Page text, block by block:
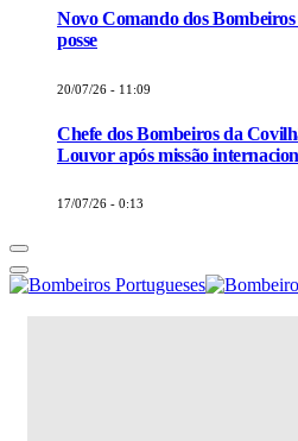
Novo Comando dos
posse
20/07/26 - 11:09
Chefe dos Bombeiros da
Louvor após missão
17/07/26 - 0:13